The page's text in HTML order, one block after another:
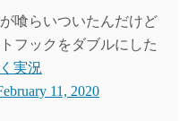
喰らいついたんだけど
フックをダブルにした
実況
11, 2020